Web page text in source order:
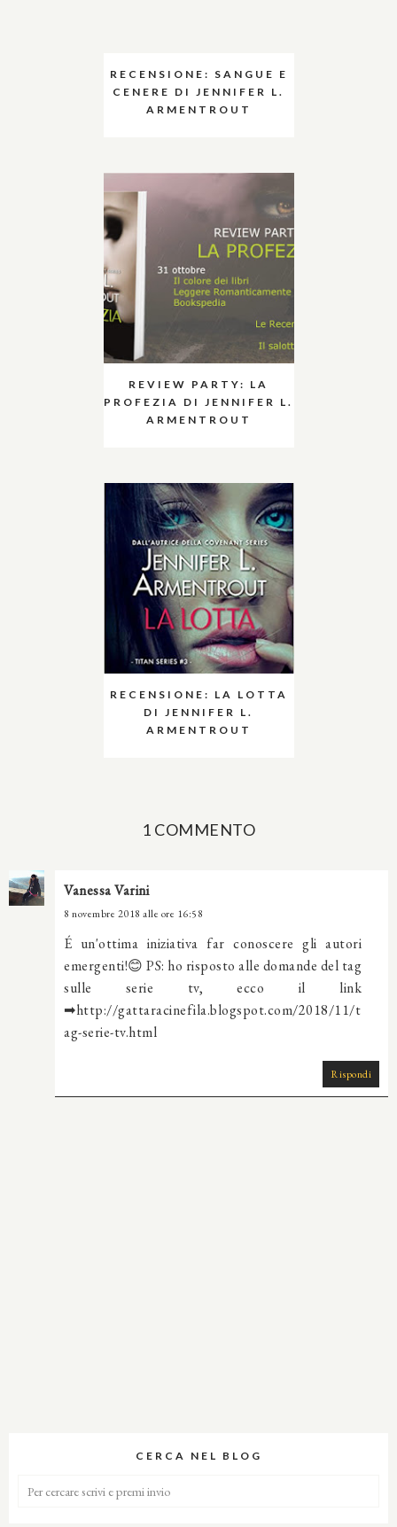
RECENSIONE: SANGUE E
CENERE DI JENNIFER L.
ARMENTROUT
REVIEW PARTY: LA
PROFEZIA DI JENNIFER L.
ARMENTROUT
RECENSIONE: LA LOTTA
DI JENNIFER L.
ARMENTROUT
1 COMMENTO
Vanessa Varini
8 novembre 2018 alle ore 16:58
É un'ottima iniziativa far conoscere gli autori
emergenti!😊 PS: ho risposto alle domande del tag
sulle serie tv, ecco il link
➡http://gattaracinefila.blogspot.com/2018/11/t
ag-serie-tv.html
Rispondi
CERCA NEL BLOG